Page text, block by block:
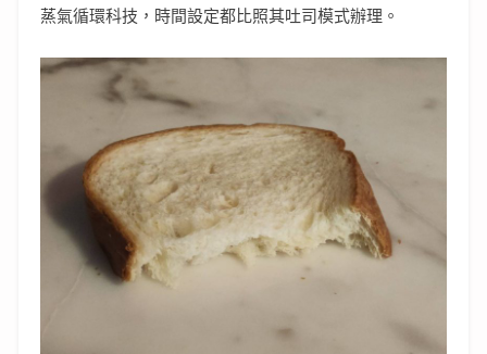
蒸氣循環科技，時間設定都比照其吐司模式辦理。